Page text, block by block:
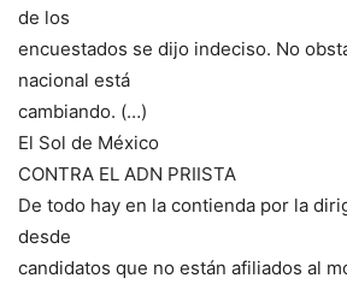
de los
encuestados se dijo indeciso. No
nacional está
cambiando. (…)
El Sol de México
CONTRA EL ADN PRIISTA
De todo hay en la contienda por la
desde
candidatos que no están afiliados al